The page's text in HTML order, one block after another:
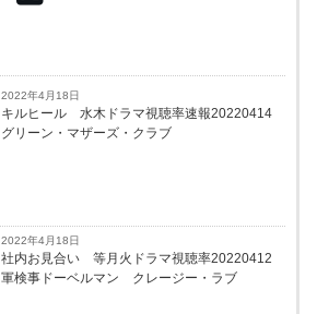
2022年4月18日
キルヒール 水木ドラマ視聴率速報20220414
グリーン・マザーズ・クラブ
2022年4月18日
社内お見合い 等月火ドラマ視聴率20220412
軍検事ドーベルマン クレージー・ラブ